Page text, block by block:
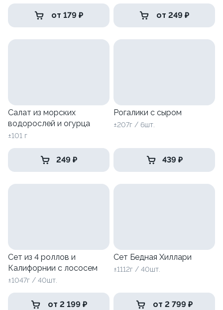
от 179 ₽ от 249 ₽
Салат из морских
водорослей и огурца
±101 г
249 ₽
Рогалики с сыром
±207г / 6шт.
439 ₽
Сет из 4 роллов и
Калифорнии с лососем
±1047г / 40шт.
от 2 199 ₽
Сет Бедная Хиллари
±1112г / 40шт.
от 2 799 ₽